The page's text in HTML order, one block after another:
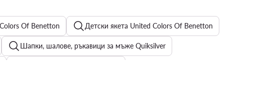
Of Benetton Детски якета United Colors Of Benetton
Шапки, шалове, ръкавици за мъже Quiksilver